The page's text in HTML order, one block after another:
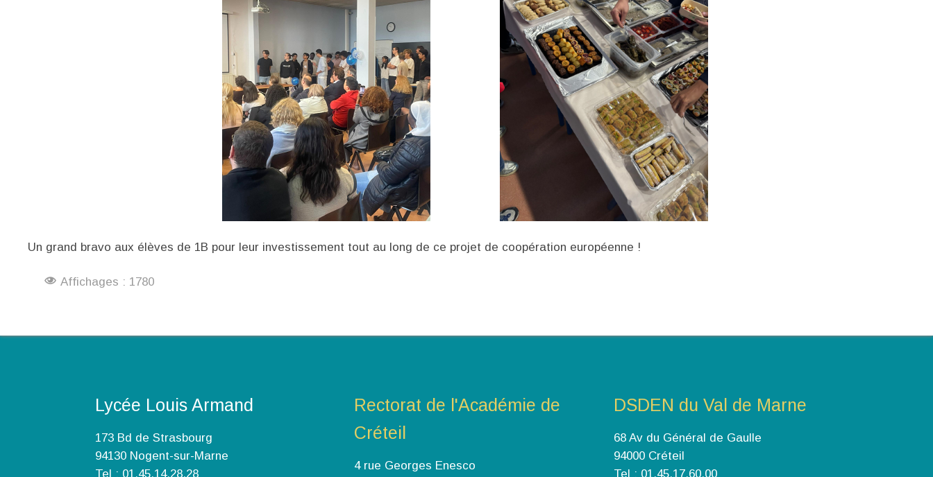
Un grand bravo aux élèves de 1B pour leur investissement tout au long de ce projet de coopération européenne !
Affichages : 1780
Lycée Louis Armand
173 Bd de Strasbourg
94130 Nogent-sur-Marne
Tel : 01.45.14.28.28
Rectorat de l'Académie de
Créteil
4 rue Georges Enesco
DSDEN du Val de Marne
68 Av du Général de Gaulle
94000 Créteil
Tel : 01.45.17.60.00